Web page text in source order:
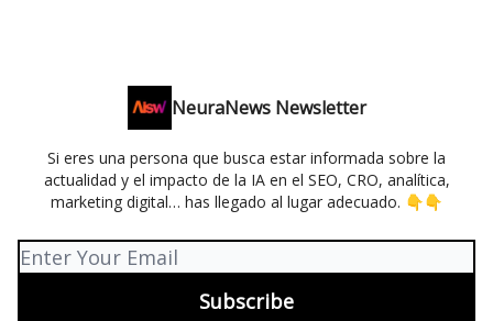
NeuraNews Newsletter
Si eres una persona que busca estar informada sobre la
actualidad y el impacto de la IA en el SEO, CRO, analítica,
marketing digital… has llegado al lugar adecuado. 👇👇